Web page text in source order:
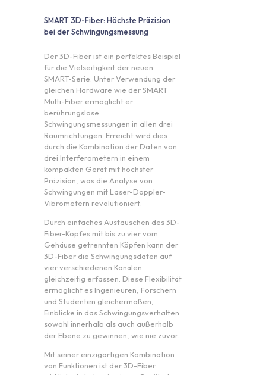
SMART 3D-Fiber: Höchste Präzision
bei der Schwingungsmessung
Der 3D-Fiber ist ein perfektes Beispiel
für die Vielseitigkeit der neuen
SMART-Serie: Unter Verwendung der
gleichen Hardware wie der SMART
Multi-Fiber ermöglicht er
berührungslose
Schwingungsmessungen in allen drei
Raumrichtungen. Erreicht wird dies
durch die Kombination der Daten von
drei Interferometern in einem
kompakten Gerät mit höchster
Präzision, was die Analyse von
Schwingungen mit Laser-Doppler-
Vibrometern revolutioniert.
Durch einfaches Austauschen des 3D-
Fiber-Kopfes mit bis zu vier vom
Gehäuse getrennten Köpfen kann der
3D-Fiber die Schwingungsdaten auf
vier verschiedenen Kanälen
gleichzeitig erfassen. Diese Flexibilität
ermöglicht es Ingenieuren, Forschern
und Studenten gleichermaßen,
Einblicke in das Schwingungsverhalten
sowohl innerhalb als auch außerhalb
der Ebene zu gewinnen, wie nie zuvor.
Mit seiner einzigartigen Kombination
von Funktionen ist der 3D-Fiber